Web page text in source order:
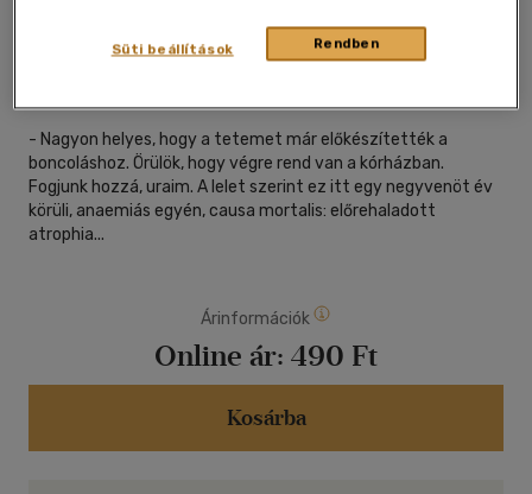
- Nagyon helyes, hogy a tetemet már előkészítették a
boncoláshoz. Örülök, hogy végre rend van a kórházban.
Fogjunk hozzá, uraim. A lelet szerint ez itt egy negyvenöt év
körüli, anaemiás egyén, causa mortalis: előrehaladott
atrophia...
Árinformációk
Online ár: 490 Ft
Kosárba
Rendben
Süti beállítások